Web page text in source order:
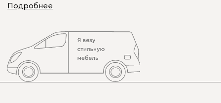
Подробнее